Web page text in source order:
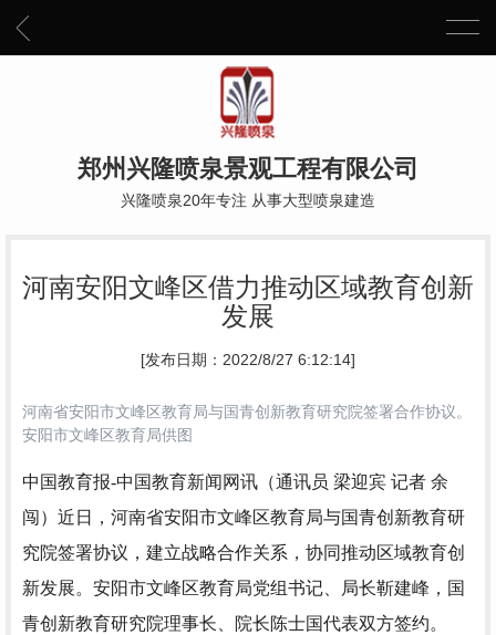
郑州兴隆喷泉景观工程有限公司
兴隆喷泉20年专注 从事大型喷泉建造
河南安阳文峰区借力推动区域教育创新
发展
[发布日期：2022/8/27 6:12:14]
河南省安阳市文峰区教育局与国青创新教育研究院签署合作协议。
安阳市文峰区教育局供图
中国教育报-中国教育新闻网讯（通讯员 梁迎宾 记者 余
闯） 近日，河南省安阳市文峰区教育局与国青创新教育研
究院签署协议，建立战略合作关系，协同推动区域教育创
新发展。安阳市文峰区教育局党组书记、局长靳建峰，国
青创新教育研究院理事长、院长陈士国代表双方签约。